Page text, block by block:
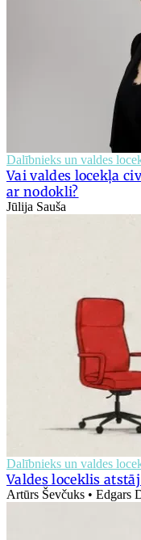
Dalībnieks un valdes
Vai valdes locekļa
ar nodokli?
Jūlija Sauša
Dalībnieks un valdes
Valdes loceklis
Artūrs Ševčuks • Edgars